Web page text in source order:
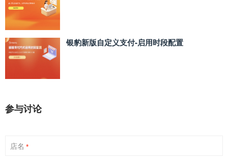
银豹新版自定义支付‑启用时段配置
参与讨论
店名 *